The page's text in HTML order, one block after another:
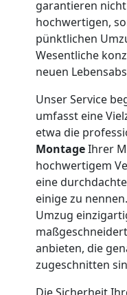
garantieren
hochwertigen,
pünktlichen
Wesentliche
neuen
Unser Service
umfasst eine
etwa die
MontageIhrer
hochwertigem
eine
einige zu
Umzug
anbieten, die
zugeschnitten
Die Sicherheit
Wolfsberg
Möbeltaxi
Wolfsberg
Wolfsberg
Wolfsberg